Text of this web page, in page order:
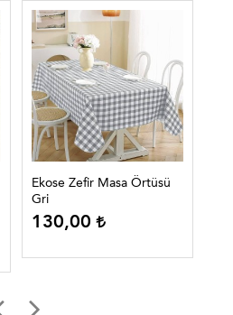
Ekose Zefir Masa Örtüsü
Gri
130,00